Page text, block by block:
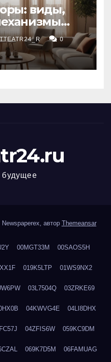
виды,
уход
0
автор Themeansar
00MGT33M 00SAOS5H
019K5LTP 01WS9NX2
03L7504Q 03ZRKE69
04KWVG4E 04LI8DHX
04ZFIS6W 059KC9DM
069K7D5M 06FAMUAG